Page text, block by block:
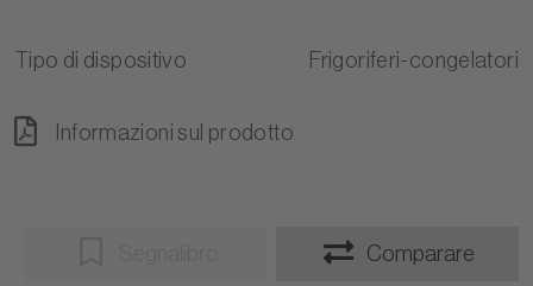
Tipo di dispositivo Frigoriferi-congelatori
Informazioni sul prodotto
Comparare